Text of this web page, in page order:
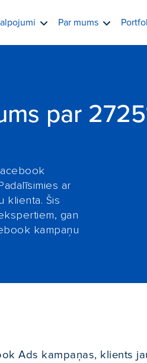
Par mums
par
ar
klienta. Šis
gan
kampaņu
Ads kampaņas, klients